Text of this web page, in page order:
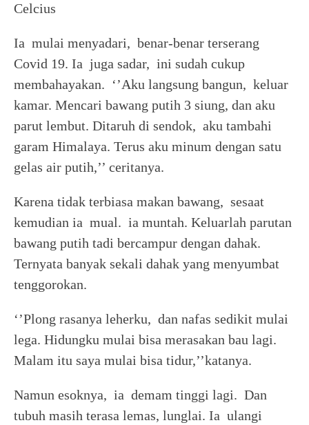
Celcius
Ia mulai menyadari, benar-benar terserang
Covid 19. Ia juga sadar, ini sudah cukup
membahayakan. ‘’Aku langsung bangun, keluar
kamar. Mencari bawang putih 3 siung, dan aku
parut lembut. Ditaruh di sendok, aku tambahi
garam Himalaya. Terus aku minum dengan satu
gelas air putih,’’ ceritanya.
Karena tidak terbiasa makan bawang, sesaat
kemudian ia mual. ia muntah. Keluarlah parutan
bawang putih tadi bercampur dengan dahak.
Ternyata banyak sekali dahak yang menyumbat
tenggorokan.
‘’Plong rasanya leherku, dan nafas sedikit mulai
lega. Hidungku mulai bisa merasakan bau lagi.
Malam itu saya mulai bisa tidur,’’katanya.
Namun esoknya, ia demam tinggi lagi. Dan
tubuh masih terasa lemas, lunglai. Ia ulangi